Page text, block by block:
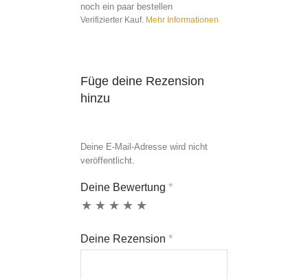
noch ein paar bestellen
Verifizierter Kauf. Mehr Informationen
Füge deine Rezension
hinzu
Deine E-Mail-Adresse wird nicht
veröffentlicht.
Deine Bewertung *
Deine Rezension *